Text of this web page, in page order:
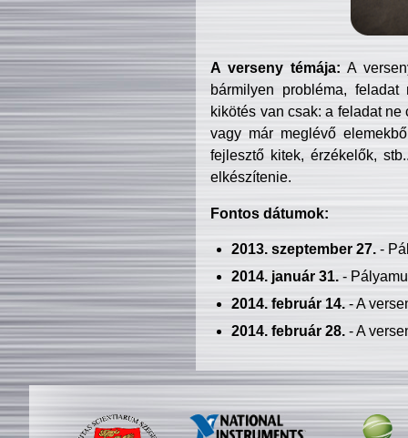
A verseny témája: A
bármilyen probléma, feladat
kikötés van csak: a feladat
vagy már meglévő
fejlesztő kitek, érzékelők,
elkészítenie.
Fontos dátumok:
2013. szeptember 27.-
2014. január 31.-
2014. február 14.- A
2014. február 28.- A